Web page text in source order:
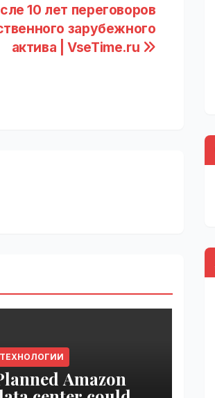
10 лет переговоров
зарубежного
актива | VseTime.ru
ТЕХНОЛОГИИ
Amazon